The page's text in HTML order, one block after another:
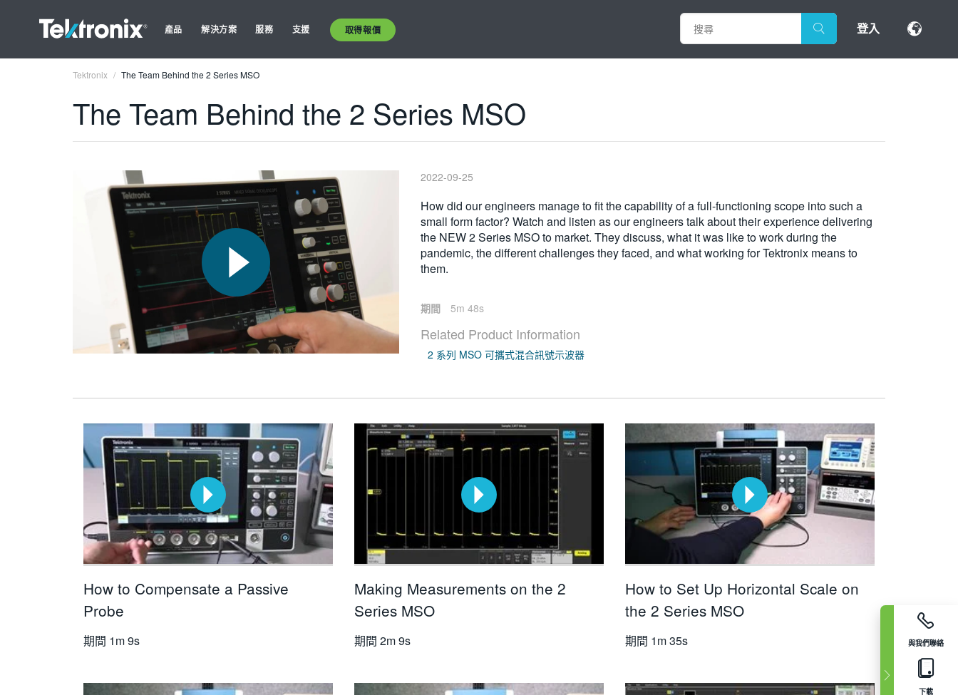
產品 解決方案 服務 支援 取得報價 登入
與我們聯絡
下載
Tektronix The Team Behind the 2 Series MSO
The Team Behind the 2 Series MSO
2022-09-25
How did our engineers manage to fit the capability of a full-functioning scope into such a
small form factor? Watch and listen as our engineers talk about their experience delivering
the NEW 2 Series MSO to market. They discuss, what it was like to work during the
pandemic, the different challenges they faced, and what working for Tektronix means to
them.
期間 5m 48s
Related Product Information
2 系列 MSO 可攜式混合訊號示波器
How to Compensate a Passive
Probe
期間 1m 9s
Making Measurements on the 2
Series MSO
期間 2m 9s
How to Set Up Horizontal Scale on
the 2 Series MSO
期間 1m 35s